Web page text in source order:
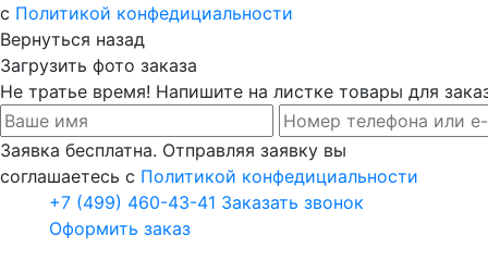
с Политикой конфедициальности
Вернуться назад
Загрузить фото заказа
Не тратье время! Напишите на листке товары для
Заявка бесплатна. Отправляя заявку вы
соглашаетесь с Политикой конфедициальности
+7 (499) 460-43-41 Заказать звонок
Оформить заказ